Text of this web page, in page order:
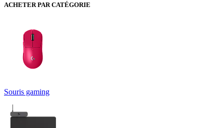
ACHETER PAR CATÉGORIE
Souris gaming